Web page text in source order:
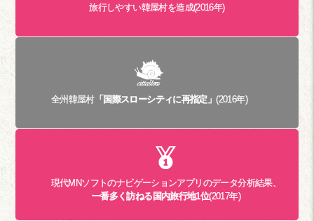
旅行しやすい韓屋村を造成(2016年)
全州韓屋村「国際スローシティに再指定」(2016年)
現代MNソフトのナビゲーションアプリのデータ分析結果、
一番多く訪ねる国内旅行地1位(2017年)